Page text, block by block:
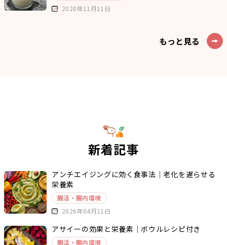
2020年11月11日
もっと見る
新着記事
アンチエイジングに効く食事法｜老化を遅らせる
栄養素
腸活・腸内環境
2026年04月11日
アサイーの効果と栄養素｜ボウルレシピ付き
腸活・腸内環境